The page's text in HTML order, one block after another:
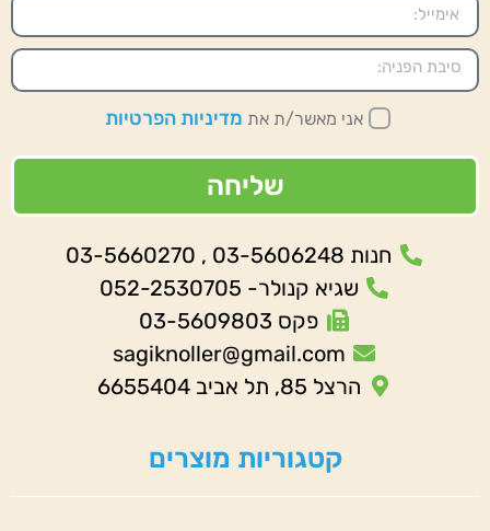
אני מאשר/ת את מדיניות הפרטיות
שליחה
חנות 03-5606248 , 03-5660270
שגיא קנולר- 052-2530705
פקס 03-5609803
sagiknoller@gmail.com
הרצל 85, תל אביב 6655404
קטגוריות מוצרים